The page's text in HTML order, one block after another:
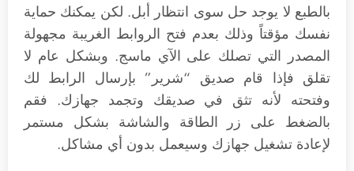
بالطبع لا يوجد حل سوى انتظار أبل. لكن يمكنك حماية
نفسك مؤقتاً وذلك بعدم فتح الروابط الغريبة مجهولة
المصدر التي تصلك على الآي ماسج. وبشكل عام لا
تقلق فإذا قام صديق “شرير” بإرسال الرابط لك
وفتحته لأنه تثق في صديقك وتجمد جهازك. فقم
بالضغط على زر الطاقة والشاشة بشكل مستمر
لإعادة تشغيل جهازك وسيعمل بدون أي مشاكل.